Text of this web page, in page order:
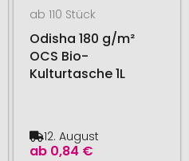
ab 110 Stück
Odisha 180 g/m²
OCS Bio-
Kulturtasche 1L
ab 0,84 €
12. August